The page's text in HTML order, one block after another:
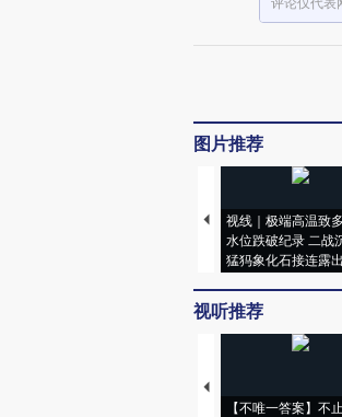
图片推荐
视线｜极端高温致
水位跌破纪录 二战
猛犸象化石接连露出
视听推荐
【不唯一答案】不